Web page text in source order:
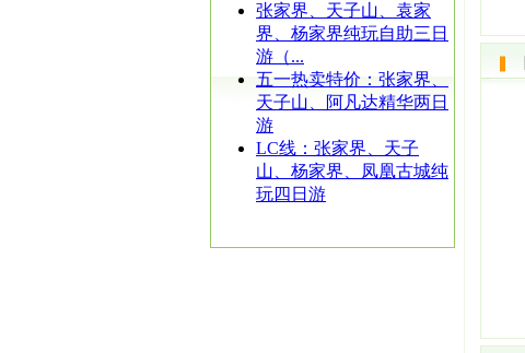
张家界、天子山、袁家
界、杨家界纯玩自助三日
游（...
五一热卖特价：张家界、
天子山、阿凡达精华两日
游
LC线：张家界、天子
山、杨家界、凤凰古城纯
玩四日游